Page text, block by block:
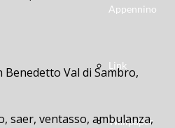
Appennino
Link
Wallpaper
Benedetto Val di Sambro,
saer, ventasso, ambulanza,